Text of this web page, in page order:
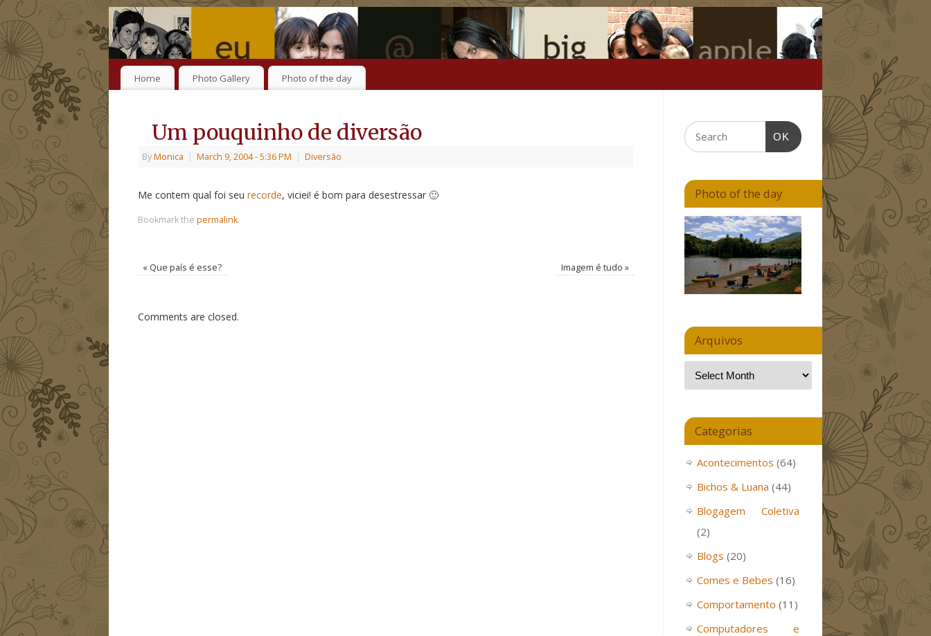
Home Photo Gallery Photo of the day
Um pouquinho de diversão
ByMonica | March 9, 2004- 5:36 PM | Diversão
Me contem qual foi seu recorde, viciei! é bom para desestressar 🙂
Bookmark the permalink.
« Que país é esse? Imagem é tudo »
Comments are closed.
OK
Photo of the day
Arquivos
Categorias
Acontecimentos (64)
Bichos & Luana (44)
Blogagem Coletiva
(2)
Blogs (20)
Comes e Bebes (16)
Comportamento (11)
Computadores e